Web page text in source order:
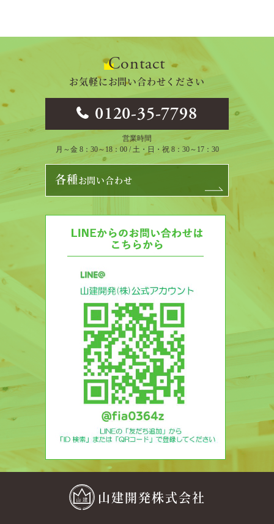
Contact
お気軽にお問い合わせください
0120-35-7798
営業時間
月～金 8：30～18：00 / 土・日・祝 8：30～17：30
各種お問い合わせ
山建開発株式会社